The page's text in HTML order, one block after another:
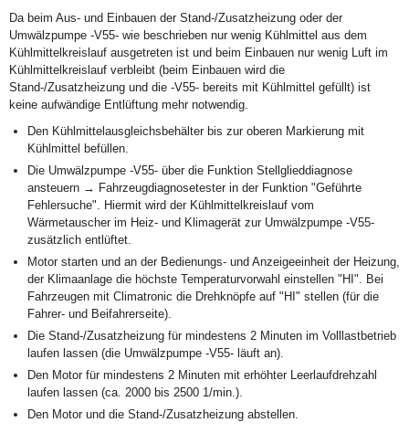
Da beim Aus- und Einbauen der Stand-/Zusatzheizung oder der
Umwälzpumpe -V55- wie beschrieben nur wenig Kühlmittel aus dem
Kühlmittelkreislauf ausgetreten ist und beim Einbauen nur wenig Luft im
Kühlmittelkreislauf verbleibt (beim Einbauen wird die
Stand-/Zusatzheizung und die -V55- bereits mit Kühlmittel gefüllt) ist
keine aufwändige Entlüftung mehr notwendig.
Den Kühlmittelausgleichsbehälter bis zur oberen Markierung mit
Kühlmittel befüllen.
Die Umwälzpumpe -V55- über die Funktion Stellglieddiagnose
ansteuern → Fahrzeugdiagnosetester in der Funktion "Geführte
Fehlersuche". Hiermit wird der Kühlmittelkreislauf vom
Wärmetauscher im Heiz- und Klimagerät zur Umwälzpumpe -V55-
zusätzlich entlüftet.
Motor starten und an der Bedienungs- und Anzeigeeinheit der Heizung,
der Klimaanlage die höchste Temperaturvorwahl einstellen "HI". Bei
Fahrzeugen mit Climatronic die Drehknöpfe auf "HI" stellen (für die
Fahrer- und Beifahrerseite).
Die Stand-/Zusatzheizung für mindestens 2 Minuten im Volllastbetrieb
laufen lassen (die Umwälzpumpe -V55- läuft an).
Den Motor für mindestens 2 Minuten mit erhöhter Leerlaufdrehzahl
laufen lassen (ca. 2000 bis 2500 1/min.).
Den Motor und die Stand-/Zusatzheizung abstellen.